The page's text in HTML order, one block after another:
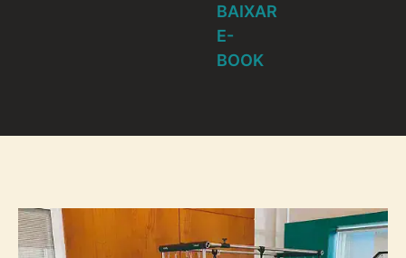
BAIXAR
E-
BOOK